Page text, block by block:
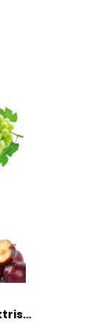
Sharplace Sparschäler Elektrischer Kartoffelschäler, automatischer Obstschäler mit Scharfer Klinge, Gemüsemesser Traubenschäler, Kartoffelschäler für Trauben, Kirschen, Tomaten, Blau mit Auslass